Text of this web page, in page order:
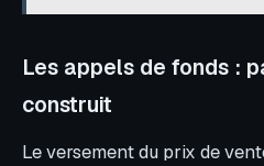
Les appels de fonds :
construit
Le versement du prix de